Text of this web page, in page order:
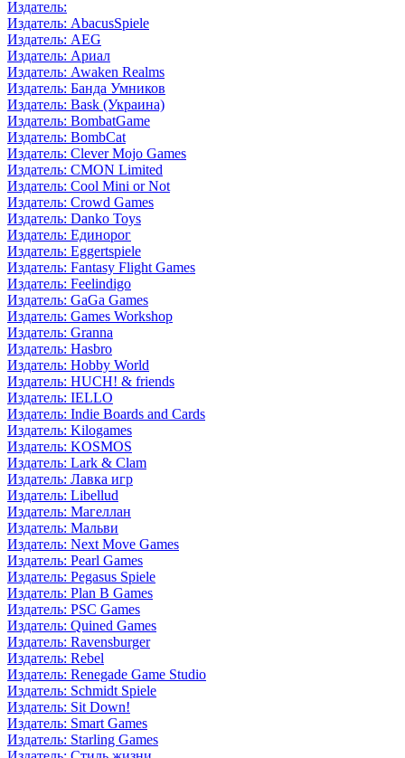
Издатель:
Издатель: AbacusSpiele
Издатель: AEG
Издатель: Ариал
Издатель: Awaken Realms
Издатель: Банда Умников
Издатель: Bask (Украина)
Издатель: BombatGame
Издатель: BombCat
Издатель: Clever Mojo Games
Издатель: CMON Limited
Издатель: Cool Mini or Not
Издатель: Crowd Games
Издатель: Danko Toys
Издатель: Единорог
Издатель: Eggertspiele
Издатель: Fantasy Flight Games
Издатель: Feelindigo
Издатель: GaGa Games
Издатель: Games Workshop
Издатель: Granna
Издатель: Hasbro
Издатель: Hobby World
Издатель: HUCH! & friends
Издатель: IELLO
Издатель: Indie Boards and Cards
Издатель: Kilogames
Издатель: KOSMOS
Издатель: Lark & Clam
Издатель: Лавка игр
Издатель: Libellud
Издатель: Магеллан
Издатель: Мальви
Издатель: Next Move Games
Издатель: Pearl Games
Издатель: Pegasus Spiele
Издатель: Plan B Games
Издатель: PSC Games
Издатель: Quined Games
Издатель: Ravensburger
Издатель: Rebel
Издатель: Renegade Game Studio
Издатель: Schmidt Spiele
Издатель: Sit Down!
Издатель: Smart Games
Издатель: Starling Games